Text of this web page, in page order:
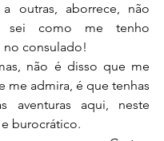
outras, aborrece, não
sei como me tenho
no consulado!
não é disso que me
me admira, é que tenhas
aventuras aqui, neste
burocrático.